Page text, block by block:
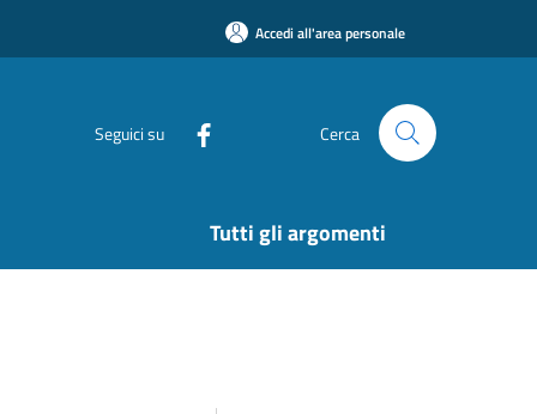
Accedi all'area personale
Seguici su Cerca
Tutti gli argomenti